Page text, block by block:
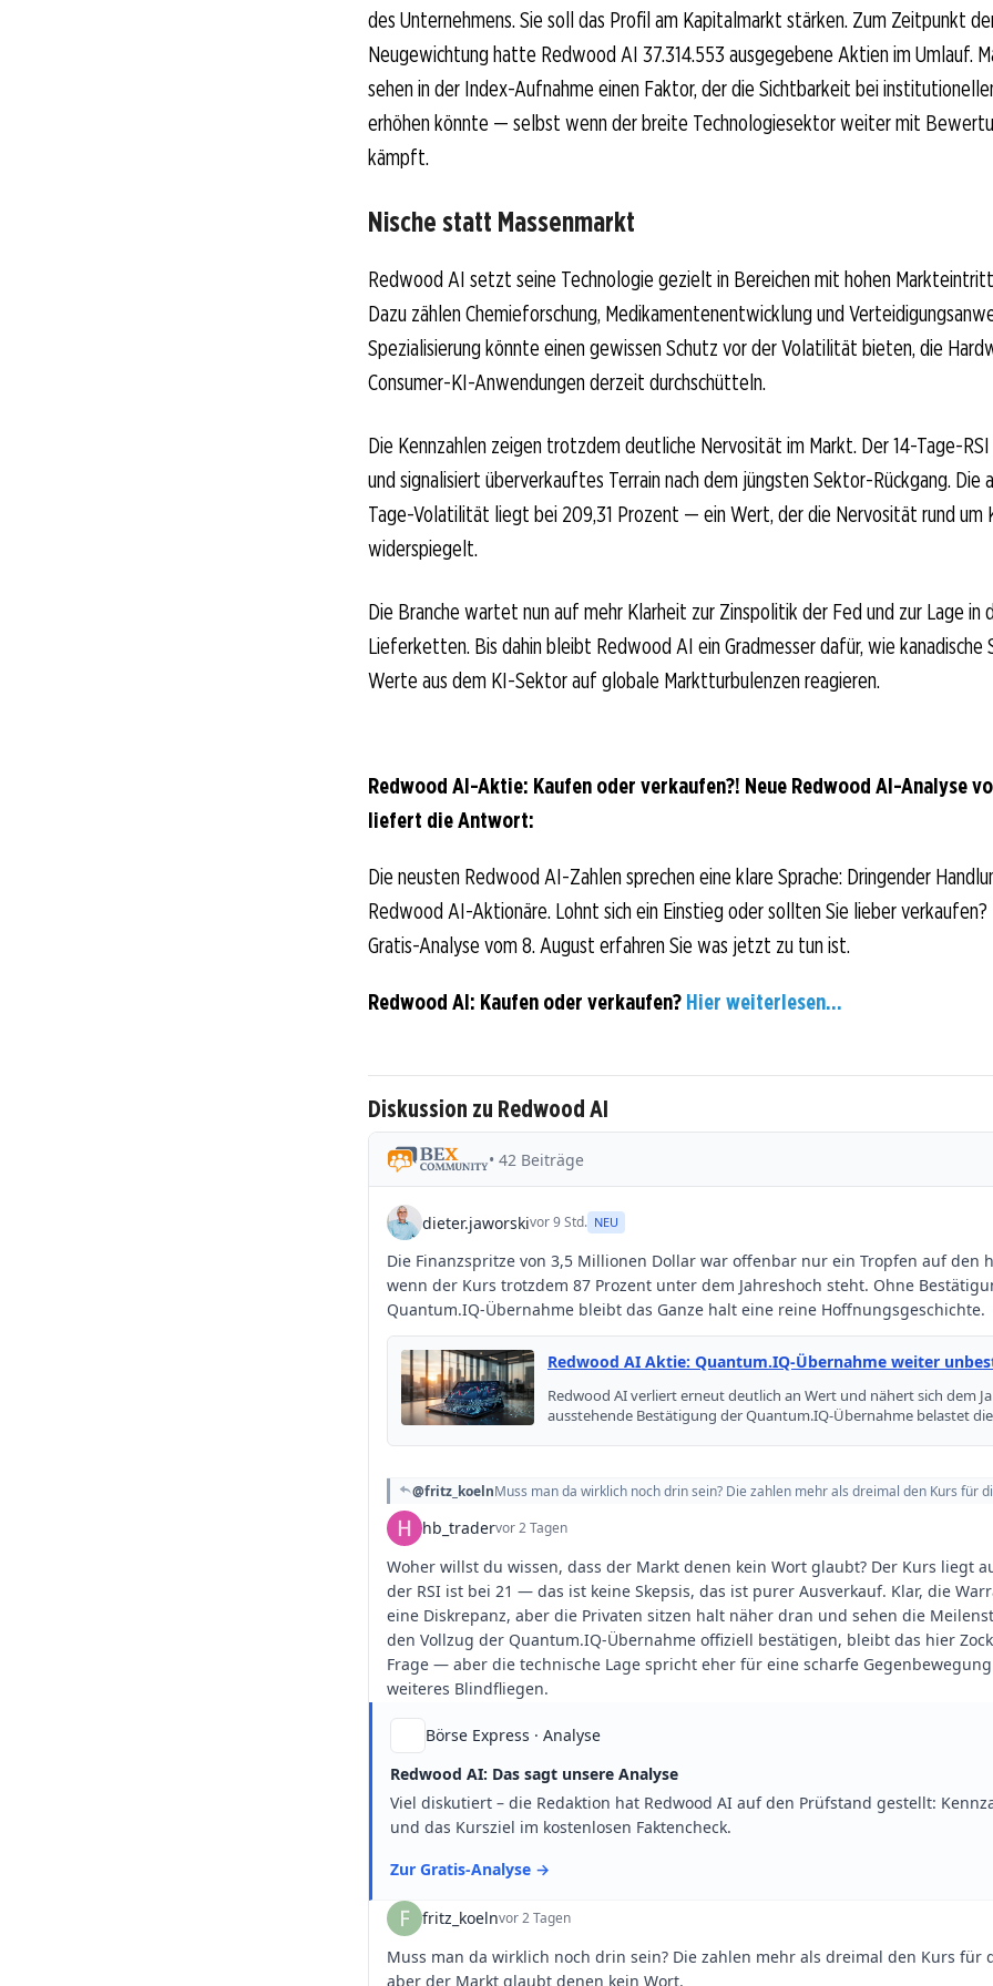
des Unternehmens. Sie soll das Profil am Kapitalmarkt stärken. Zum Zeitpunkt
Neugewichtung hatte Redwood AI 37.314.553 ausgegebene Aktien im Umlauf.
sehen in der Index-Aufnahme einen Faktor, der die Sichtbarkeit bei
erhöhen könnte — selbst wenn der breite Technologiesektor weiter mit
kämpft.
Nische statt Massenmarkt
Redwood AI setzt seine Technologie gezielt in Bereichen mit hohen
Dazu zählen Chemieforschung, Medikamentenentwicklung und
Spezialisierung könnte einen gewissen Schutz vor der Volatilität bieten, die
Consumer-KI-Anwendungen derzeit durchschütteln.
Die Kennzahlen zeigen trotzdem deutliche Nervosität im Markt. Der 14-Tage-
und signalisiert überverkauftes Terrain nach dem jüngsten Sektor-Rückgang. Die
Tage-Volatilität liegt bei 209,31 Prozent — ein Wert, der die Nervosität rund
widerspiegelt.
Die Branche wartet nun auf mehr Klarheit zur Zinspolitik der Fed und zur Lage in
Lieferketten. Bis dahin bleibt Redwood AI ein Gradmesser dafür, wie kanadische
Werte aus dem KI-Sektor auf globale Marktturbulenzen reagieren.
Redwood AI-Aktie: Kaufen oder verkaufen?! Neue Redwood AI-Analyse
liefert die Antwort:
Die neusten Redwood AI-Zahlen sprechen eine klare Sprache: Dringender
Redwood AI-Aktionäre. Lohnt sich ein Einstieg oder sollten Sie lieber
Gratis-Analyse vom 8. August erfahren Sie was jetzt zu tun ist.
Redwood AI: Kaufen oder verkaufen? Hier weiterlesen...
Diskussion zu Redwood AI